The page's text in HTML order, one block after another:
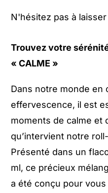
N'hésitez pas à
Trouvez votre
« CALME »
Dans notre monde en
effervescence, il est
moments de calme et
qu’intervient notre
Présenté dans un
ml, ce précieux
a été conçu pour